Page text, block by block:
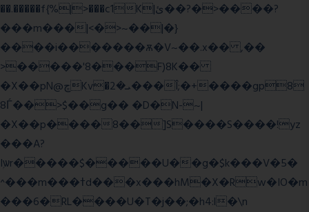
��.�����f{%|>���c1K|ئ��?�>����?
���m���|<�>~��|�}
����i�������ѫ�V~��.x�� ,��
>�����'8���F)8K��
�X��pN@ڇKv�ܝ�2���Î;�+����gp8
8Ѓ��>$��g�� �D�N-~|
�X��p����8��]S����S����!yz
���A?
Iۭѡr�����$�����U��g�$k���V�5�
^���m���ߙd���x���hM�X�Rw�IO�m
���6�RL����U�T�j��;�h4:l�\n